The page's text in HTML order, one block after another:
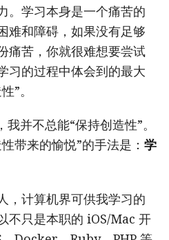
。学习本身是一个痛苦的
难和障碍，如果没有足够
痛苦，你就很难想要尝试
习的过程中体会到的最大
”。
并不总能“保持创造性”。
带来的愉悦”的手法是： 学
，计算机界可供我学习的
不只是本职的 iOS/Mac 开